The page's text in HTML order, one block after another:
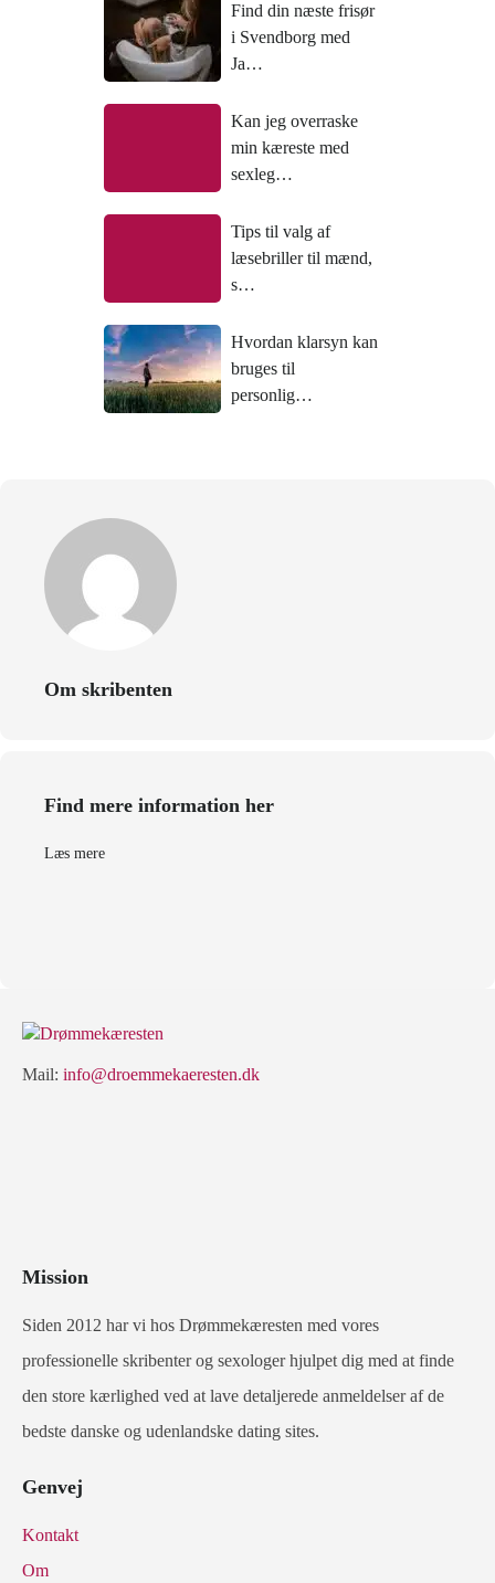
Find din næste frisør
i Svendborg med
Ja…
Kan jeg overraske
min kæreste med
sexleg…
Tips til valg af
læsebriller til mænd,
s…
Hvordan klarsyn kan
bruges til
personlig…
Om skribenten
Find mere information her
Læs mere
Mail: info@droemmekaeresten.dk
Mission
Siden 2012 har vi hos Drømmekæresten med vores
professionelle skribenter og sexologer hjulpet dig med at finde
den store kærlighed ved at lave detaljerede anmeldelser af de
bedste danske og udenlandske dating sites.
Genvej
Kontakt
Om